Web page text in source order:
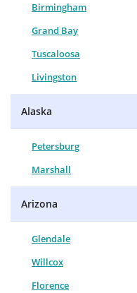
Birmingham
Grand Bay
Tuscaloosa
Livingston
Alaska
Petersburg
Marshall
Arizona
Glendale
Willcox
Florence